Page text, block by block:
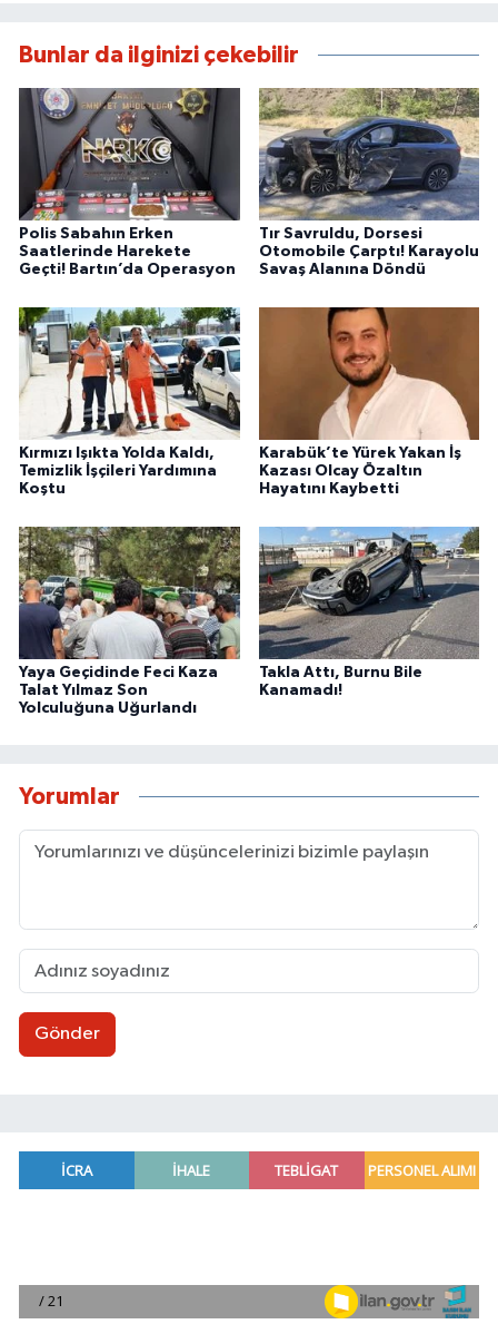
Bunlar da ilginizi çekebilir
Polis Sabahın Erken
Saatlerinde Harekete
Geçti! Bartın’da Operasyon
Tır Savruldu, Dorsesi
Otomobile Çarptı! Karayolu
Savaş Alanına Döndü
Kırmızı Işıkta Yolda Kaldı,
Temizlik İşçileri Yardımına
Koştu
Karabük’te Yürek Yakan İş
Kazası Olcay Özaltın
Hayatını Kaybetti
Yaya Geçidinde Feci Kaza
Talat Yılmaz Son
Yolculuğuna Uğurlandı
Takla Attı, Burnu Bile
Kanamadı!
Yorumlar
Gönder